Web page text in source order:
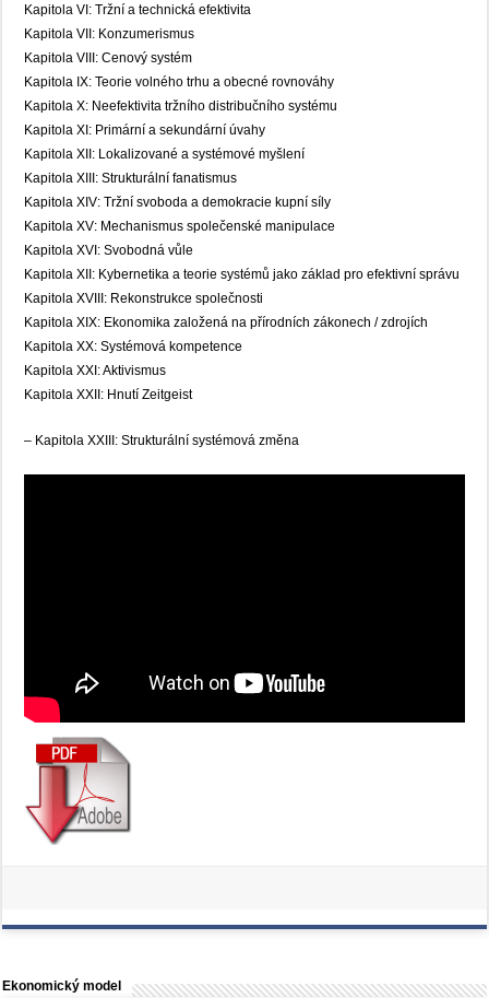
Kapitola VI: Tržní a technická efektivita
Kapitola VII: Konzumerismus
Kapitola VIII: Cenový systém
Kapitola IX: Teorie volného trhu a obecné rovnováhy
Kapitola X: Neefektivita tržního distribučního systému
Kapitola XI: Primární a sekundární úvahy
Kapitola XII: Lokalizované a systémové myšlení
Kapitola XIII: Strukturální fanatismus
Kapitola XIV: Tržní svoboda a demokracie kupní síly
Kapitola XV: Mechanismus společenské manipulace
Kapitola XVI: Svobodná vůle
Kapitola XII: Kybernetika a teorie systémů jako základ pro efektivní správu
Kapitola XVIII: Rekonstrukce společnosti
Kapitola XIX: Ekonomika založená na přírodních zákonech / zdrojích
Kapitola XX: Systémová kompetence
Kapitola XXI: Aktivismus
Kapitola XXII: Hnutí Zeitgeist
– Kapitola XXIII: Strukturální systémová změna
Ekonomický model